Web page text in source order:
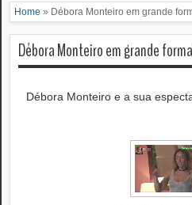
Home » Débora Monteiro em grande
Débora Monteiro em grande
Débora Monteiro e a sua